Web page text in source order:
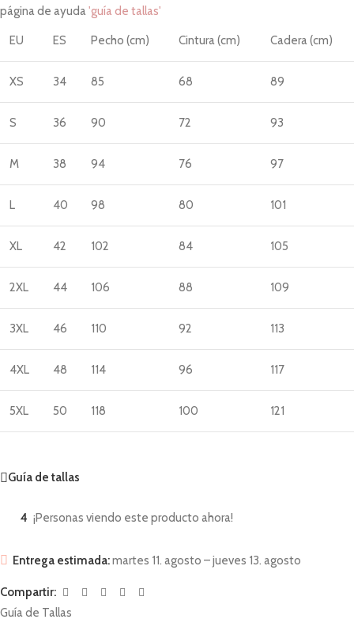
página de ayuda'guía de tallas'
EU ES Pecho (cm) Cintura (cm) Cadera (cm)
XS 34 85 68 89
S 36 90 72 93
M 38 94 76 97
L 40 98 80 101
XL 42 102 84 105
2XL 44 106 88 109
3XL 46 110 92 113
4XL 48 114 96 117
5XL 50 118 100 121
Guía de tallas
4 ¡Personas viendo este producto ahora!
Entrega estimada:martes 11. agosto – jueves 13. agosto
Compartir:
Guía de Tallas